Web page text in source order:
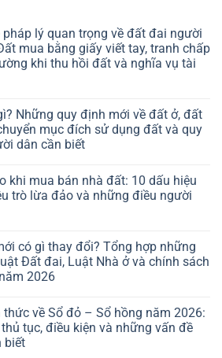
pháp lý quan trọng về đất đai người
mua bằng giấy viết tay, tranh chấp
khi thu hồi đất và nghĩa vụ tài
Những quy định mới về đất ở, đất
mục đích sử dụng đất và quy
dân cần biết
khi mua bán nhà đất: 10 dấu hiệu
trò lừa đảo và những điều người
có gì thay đổi? Tổng hợp những
Đất đai, Luật Nhà ở và chính sách
2026
thức về Sổ đỏ – Sổ hồng năm 2026:
tục, điều kiện và những vấn đề
biết